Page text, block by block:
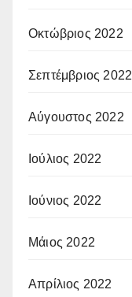
Οκτώβριος 2022
Σεπτέμβριος 2022
Αύγουστος 2022
Ιούλιος 2022
Ιούνιος 2022
Μάιος 2022
Απρίλιος 2022